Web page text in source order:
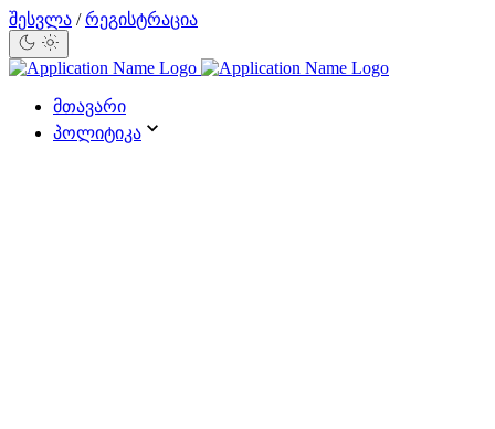
შესვლა / რეგისტრაცია
მთავარი
პოლიტიკა